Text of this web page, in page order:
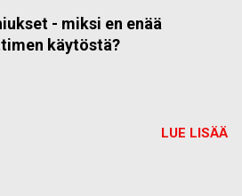
- miksi en enää
käytöstä?
LUE LISÄÄ